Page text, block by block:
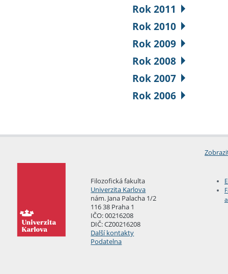
Rok 2011
Rok 2010
Rok 2009
Rok 2008
Rok 2007
Rok 2006
Filozofická fakulta
Univerzita Karlova
nám. Jana Palacha 1/2
116 38 Praha 1
IČO: 00216208
DIČ: CZ00216208
Další kontakty
Podatelna